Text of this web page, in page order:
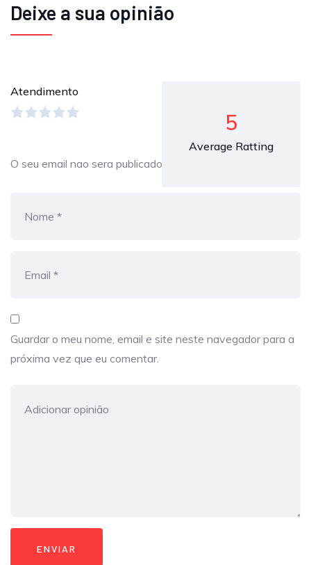
Deixe a sua opinião
Atendimento
5
Average Ratting
O seu email nao sera publicado.
Guardar o meu nome, email e site neste navegador para a
próxima vez que eu comentar.